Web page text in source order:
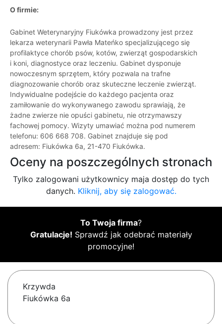
O firmie:
Gabinet Weterynaryjny Fiukówka prowadzony jest przez
lekarza weterynarii Pawła Mateńko specjalizującego się
profilaktyce chorób psów, kotów, zwierząt gospodarskich
i koni, diagnostyce oraz leczeniu. Gabinet dysponuje
nowoczesnym sprzętem, który pozwala na trafne
diagnozowanie chorób oraz skuteczne leczenie zwierząt.
Indywidualne podejście do każdego pacjenta oraz
zamiłowanie do wykonywanego zawodu sprawiają, że
żadne zwierze nie opuści gabinetu, nie otrzymawszy
fachowej pomocy. Wizyty umawiać można pod numerem
telefonu: 606 668 708. Gabinet znajduje się pod
adresem: Fiukówka 6a, 21-470 Fiukówka.
Oceny na poszczególnych stronach
Tylko zalogowani użytkownicy maja dostęp do tych
danych. Kliknij, aby się zalogować.
To Twoja firma?
Gratulacje! Sprawdź jak odebrać materiały
promocyjne!
Krzywda
Fiukówka 6a